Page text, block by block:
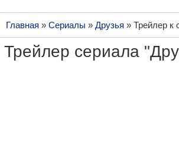
Главная » Сериалы » Друзья » Трейлер к
Трейлер сериала